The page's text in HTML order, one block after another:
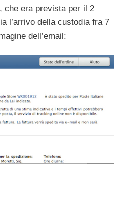
che era prevista per il 2
l’arrivo della custodia fra 7
dell’email: